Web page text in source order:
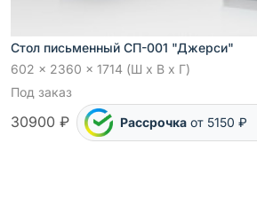
Стол письменный СП-001 "Джерси"
602 x 2360 x 1714 (Ш x В x Г)
Под заказ
30900 ₽ Рассрочка от 5150 ₽